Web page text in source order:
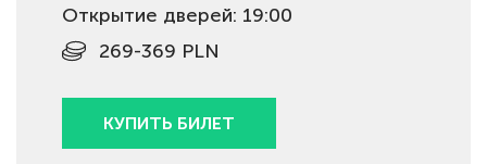
Открытие дверей: 19:00
269-369 PLN
КУПИТЬ БИЛЕТ